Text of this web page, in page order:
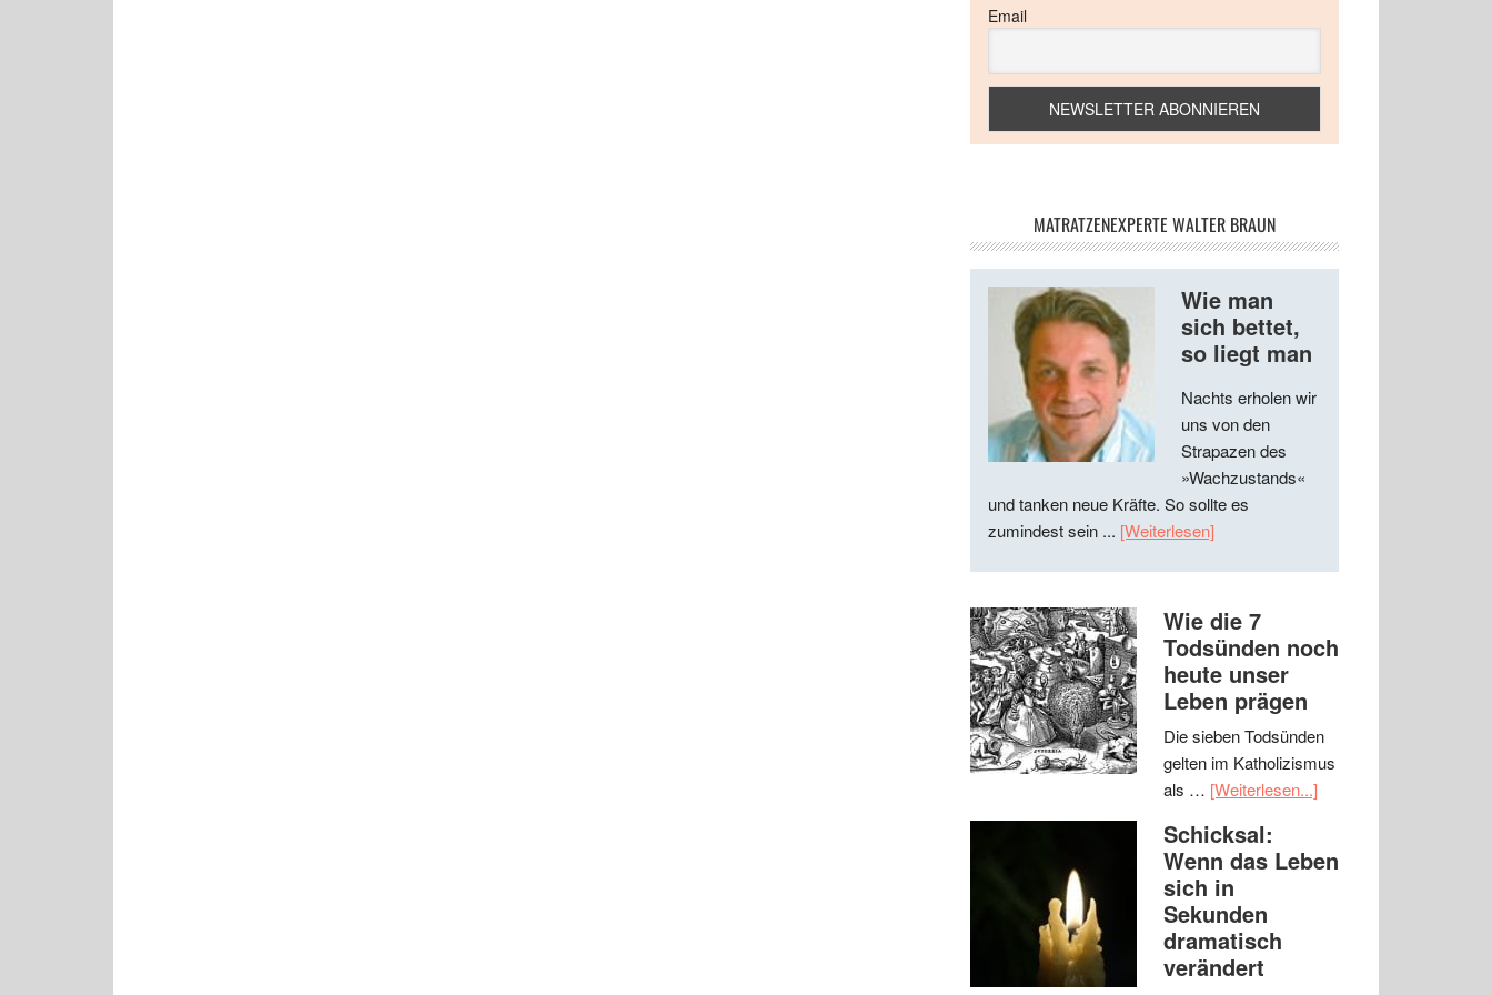
Email
MATRATZENEXPERTE WALTER BRAUN
Wie man
sich bettet,
so liegt man
Nachts erholen wir
uns von den
Strapazen des
»Wachzustands«
und tanken neue Kräfte. So sollte es
zumindest sein ... [Weiterlesen]
Wie die 7
Todsünden noch
heute unser
Leben prägen
Die sieben Todsünden
gelten im Katholizismus
als … [Weiterlesen...]
Schicksal:
Wenn das Leben
sich in
Sekunden
dramatisch
verändert